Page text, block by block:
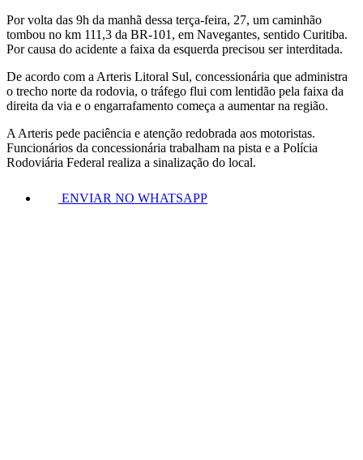
Por volta das 9h da manhã dessa terça-feira, 27, um caminhão
tombou no km 111,3 da BR-101, em Navegantes, sentido Curitiba.
Por causa do acidente a faixa da esquerda precisou ser interditada.
De acordo com a Arteris Litoral Sul, concessionária que administra
o trecho norte da rodovia, o tráfego flui com lentidão pela faixa da
direita da via e o engarrafamento começa a aumentar na região.
A Arteris pede paciência e atenção redobrada aos motoristas.
Funcionários da concessionária trabalham na pista e a Polícia
Rodoviária Federal realiza a sinalização do local.
ENVIAR NO WHATSAPP